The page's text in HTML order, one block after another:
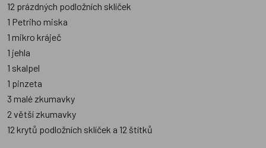
12 prázdných podložních sklíček
1 Petriho miska
1 mikro kráječ
1 jehla
1 skalpel
1 pinzeta
3 malé zkumavky
2 větší zkumavky
12 krytů podložních sklíček a 12 štítků